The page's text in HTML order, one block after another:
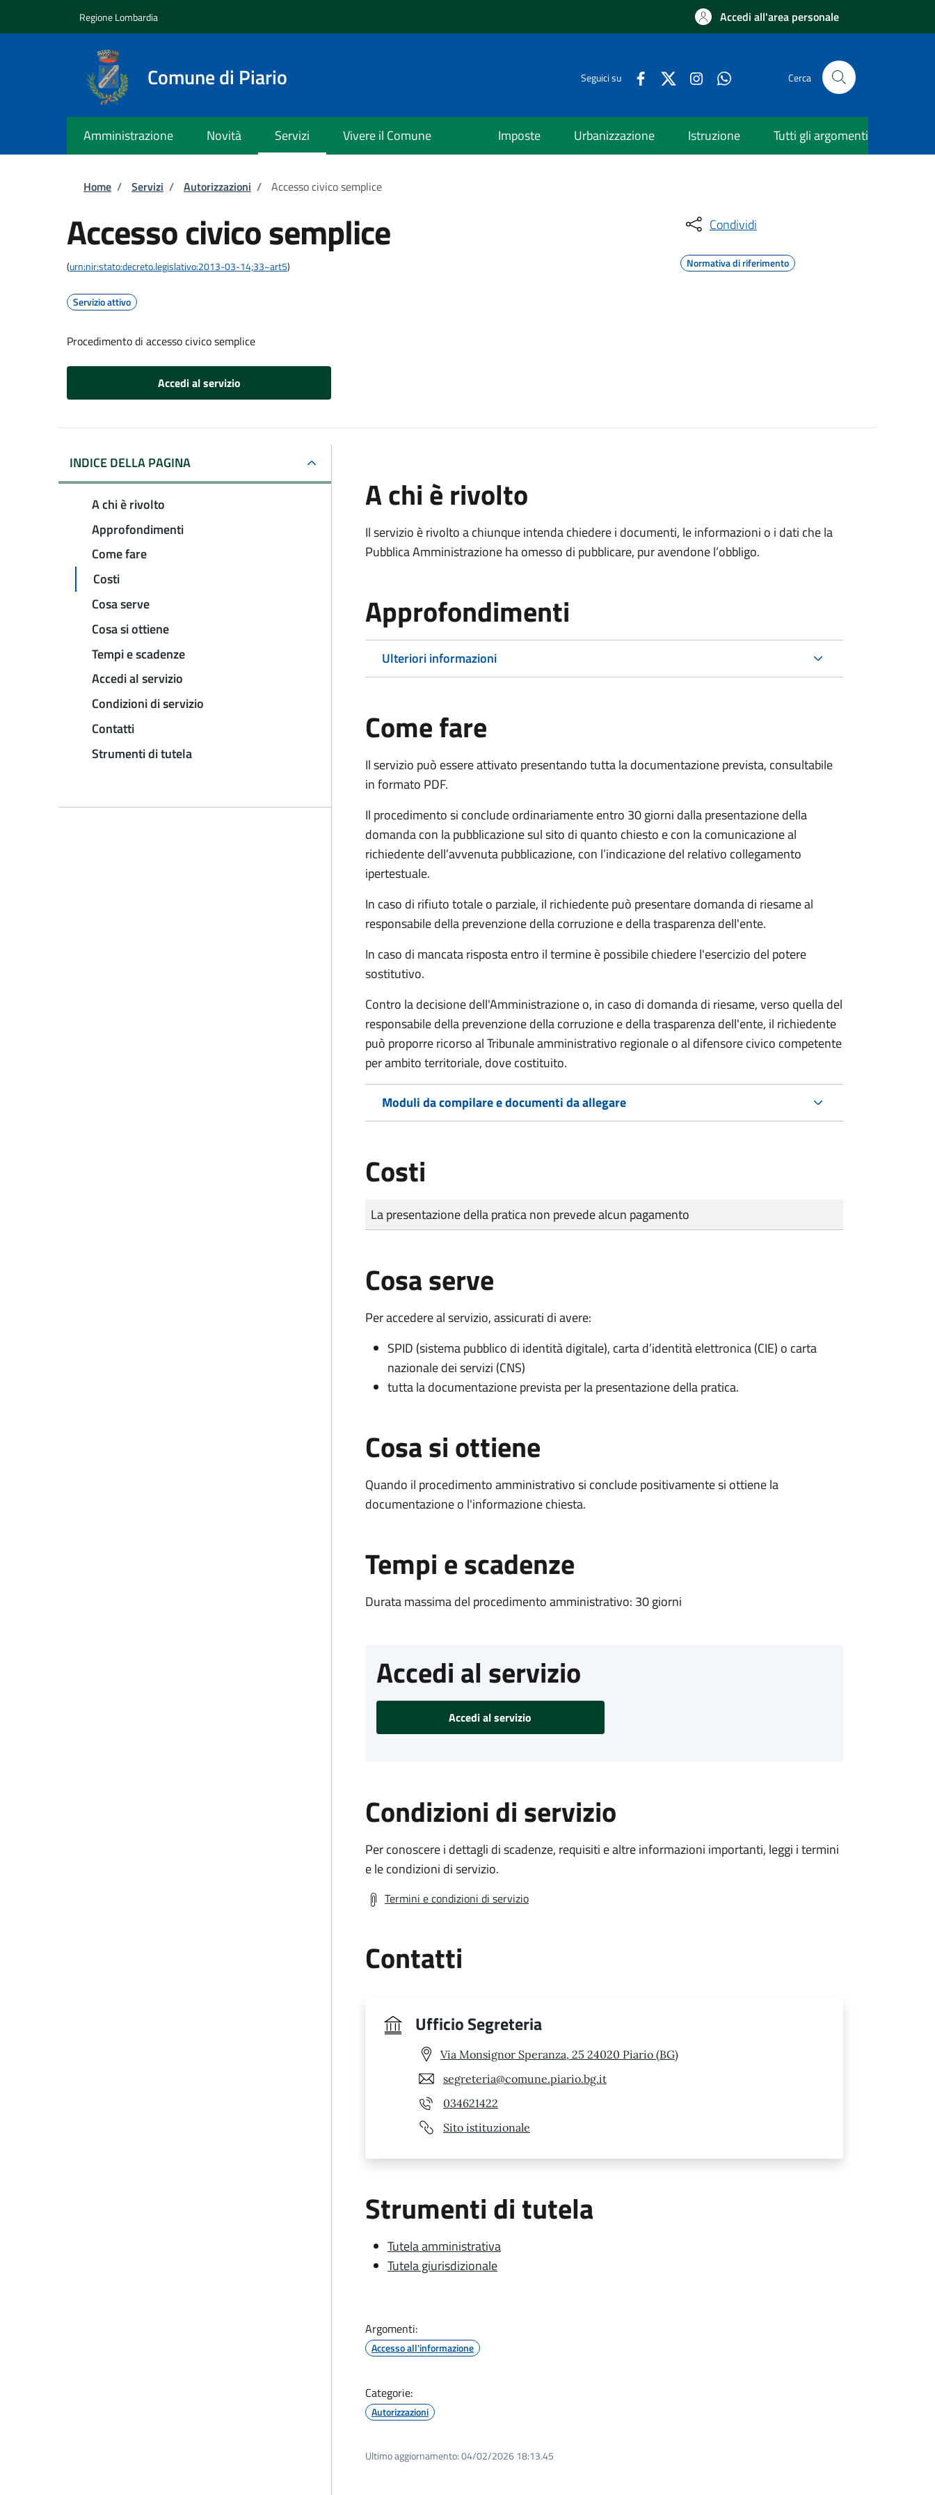
Regione Lombardia Accedi all'area personale
Comune di Piario Seguici su Cerca
Amministrazione Novità Servizi Vivere il Comune Imposte Urbanizzazione Istruzione Tutti gli argomenti
Briciole di pane
Home / Servizi / Autorizzazioni / Accesso civico semplice
Accesso civico semplice
(urn:nir:stato:decreto.legislativo:2013-03-14;33~art5)
Servizio attivo
Procedimento di accesso civico semplice
Accedi al servizio
Condividi
Normativa di riferimento
INDICE DELLA PAGINA
A chi è rivolto
Approfondimenti
Come fare
Costi
Cosa serve
Cosa si ottiene
Tempi e scadenze
Accedi al servizio
Condizioni di servizio
Contatti
Strumenti di tutela
A chi è rivolto
Il servizio è rivolto a chiunque intenda chiedere i documenti, le informazioni o i dati che la
Pubblica Amministrazione ha omesso di pubblicare, pur avendone l’obbligo.
Approfondimenti
Ulteriori informazioni
Come fare
Il servizio può essere attivato presentando tutta la documentazione prevista, consultabile
in formato PDF.
Il procedimento si conclude ordinariamente entro 30 giorni dalla presentazione della
domanda con la pubblicazione sul sito di quanto chiesto e con la comunicazione al
richiedente dell’avvenuta pubblicazione, con l’indicazione del relativo collegamento
ipertestuale.
In caso di rifiuto totale o parziale, il richiedente può presentare domanda di riesame al
responsabile della prevenzione della corruzione e della trasparenza dell'ente.
In caso di mancata risposta entro il termine è possibile chiedere l'esercizio del potere
sostitutivo.
Contro la decisione dell'Amministrazione o, in caso di domanda di riesame, verso quella del
responsabile della prevenzione della corruzione e della trasparenza dell'ente, il richiedente
può proporre ricorso al Tribunale amministrativo regionale o al difensore civico competente
per ambito territoriale, dove costituito.
Moduli da compilare e documenti da allegare
Costi
Tipo di pagamento
Importo
La presentazione della pratica non prevede alcun pagamento
Cosa serve
Per accedere al servizio, assicurati di avere:
SPID (sistema pubblico di identità digitale), carta d’identità elettronica (CIE) o carta
nazionale dei servizi (CNS)
tutta la documentazione prevista per la presentazione della pratica.
Cosa si ottiene
Quando il procedimento amministrativo si conclude positivamente si ottiene la
documentazione o l'informazione chiesta.
Tempi e scadenze
Durata massima del procedimento amministrativo: 30 giorni
Accedi al servizio
Accedi al servizio
Condizioni di servizio
Per conoscere i dettagli di scadenze, requisiti e altre informazioni importanti, leggi i termini
e le condizioni di servizio.
Termini e condizioni di servizio
Contatti
Ufficio Segreteria
Via Monsignor Speranza, 25 24020 Piario (BG)
segreteria@comune.piario.bg.it
034621422
Sito istituzionale
Strumenti di tutela
Tutela amministrativa
Tutela giurisdizionale
Argomenti:
Accesso all'informazione
Categorie:
Autorizzazioni
Ultimo aggiornamento:04/02/2026 18:13.45